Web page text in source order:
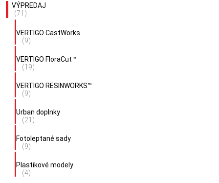
VÝPREDAJ
(71)
VERTIGO CastWorks
(9)
VERTIGO FloraCut™
(19)
VERTIGO RESINWORKS™
(9)
Urban doplnky
(21)
Fotoleptané sady
(9)
Plastikové modely
(4)